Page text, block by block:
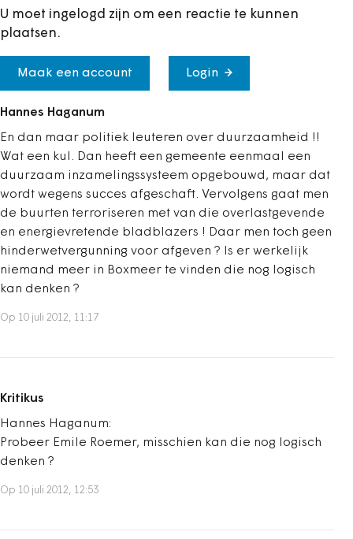
U moet ingelogd zijn om een reactie te kunnen
plaatsen.
Maak een account Login
Hannes Haganum
En dan maar politiek leuteren over duurzaamheid !!
Wat een kul. Dan heeft een gemeente eenmaal een
duurzaam inzamelingssysteem opgebouwd, maar dat
wordt wegens succes afgeschaft. Vervolgens gaat men
de buurten terroriseren met van die overlastgevende
en energievretende bladblazers ! Daar men toch geen
hinderwetvergunning voor afgeven ? Is er werkelijk
niemand meer in Boxmeer te vinden die nog logisch
kan denken ?
Op 10 juli 2012, 11:17
Kritikus
Hannes Haganum:
Probeer Emile Roemer, misschien kan die nog logisch
denken ?
Op 10 juli 2012, 12:53